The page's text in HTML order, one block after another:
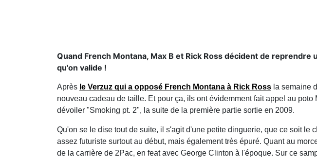
Quand French Montana, Max B et Rick Ross décident de
qu'on valide !
Après le Verzuz qui a opposé French Montana à Rick Ross la semaine
nouveau cadeau de taille. Et pour ça, ils ont évidemment fait appel au
dévoiler "Smoking pt. 2", la suite de la première partie sortie en 2009.
Qu'on se le dise tout de suite, il s'agit d'une petite dinguerie, que ce soit
assez futuriste surtout au début, mais également très épuré. Quant au
de la carrière de 2Pac, en feat avec George Clinton à l'époque. Sur ce